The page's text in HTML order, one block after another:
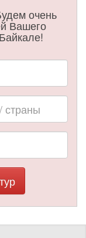
очень
Вашего